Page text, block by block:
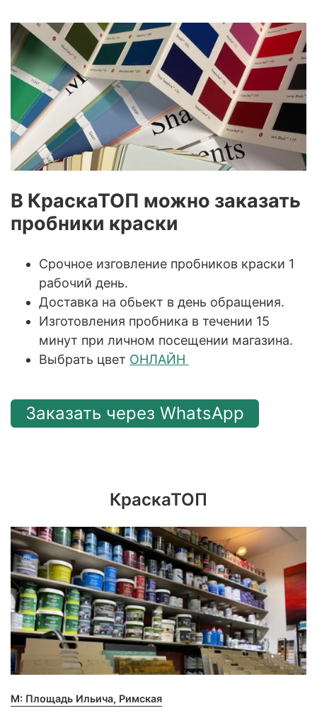
В КраскаТОП можно заказать
пробники краски
Срочное изговление пробников краски 1
рабочий день.
Доставка на обьект в день обращения.
Изготовления пробника в течении 15
минут при личном посещении магазина.
Выбрать цвет ОНЛАЙН
Заказать через WhatsApp
КраскаТОП
М: Площадь Ильича, Римская